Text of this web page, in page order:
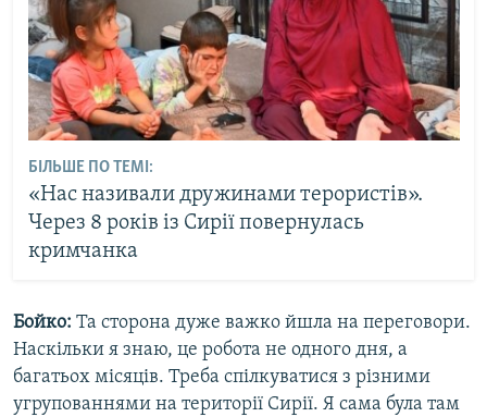
БІЛЬШЕ ПО ТЕМІ:
«Нас називали дружинами терористів».
Через 8 років із Сирії повернулась
кримчанка
Бойко: Та сторона дуже важко йшла на переговори.
Наскільки я знаю, це робота не одного дня, а
багатьох місяців. Треба спілкуватися з різними
угрупованнями на території Сирії. Я сама була там